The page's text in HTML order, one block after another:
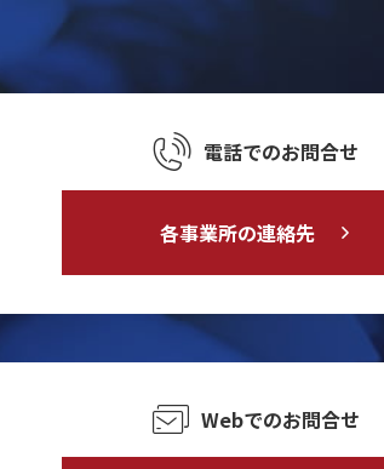
電話でのお問合せ
各事業所の連絡先
Webでのお問合せ